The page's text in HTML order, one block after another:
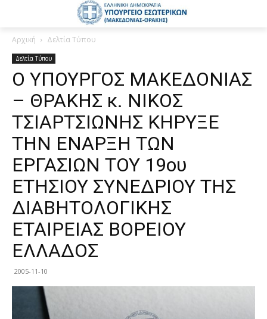
Αρχική Δελτία Τύπου
Δελτία Τύπου
Ο ΥΠΟΥΡΓΟΣ ΜΑΚΕΔΟΝΙΑΣ
– ΘΡΑΚΗΣ κ. ΝΙΚΟΣ
ΤΣΙΑΡΤΣΙΩΝΗΣ ΚΗΡΥΞΕ
ΤΗΝ ΕΝΑΡΞΗ ΤΩΝ
ΕΡΓΑΣΙΩΝ ΤΟΥ 19ου
ΕΤΗΣΙΟΥ ΣΥΝΕΔΡΙΟΥ ΤΗΣ
ΔΙΑΒΗΤΟΛΟΓΙΚΗΣ
ΕΤΑΙΡΕΙΑΣ ΒΟΡΕΙΟΥ
ΕΛΛΑΔΟΣ
2005-11-10